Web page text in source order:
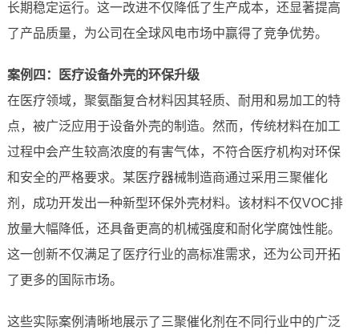
长期稳定运行。这一改进不仅降低了生产成本，还显著提高
了产品质量，为公司在全球风电市场中赢得了竞争优势。
案例四：医疗设备外壳的环保升级
在医疗领域，聚氨酯复合材料因其轻质、耐用和易加工的特
点，被广泛应用于设备外壳的制造。然而，传统材料在加工
过程中会产生较高浓度的有害气体，不符合医疗机构对环保
和安全的严格要求。某医疗器械制造商通过采用三聚催化
剂，成功开发出一种新型环保外壳材料。该材料不仅VOC排
放量大幅降低，还具备更高的机械强度和耐化学腐蚀性能。
这一创新不仅满足了医疗行业的高标准需求，还为公司开拓
了更多的国际市场。
这些实际案例清晰地展示了三聚催化剂在不同行业中的广泛